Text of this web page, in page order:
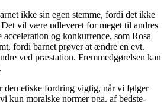
ikke sin egen stemme, fordi det ikke
vil være udleveret for meget til andres
og konkurrence, som Rosa
fordi barnet prøver at ændre en evt.
ved præstation. Fremmedgørelsen kan
fordring vigtig, når vi følger
kun moralske normer pga. af bedste-